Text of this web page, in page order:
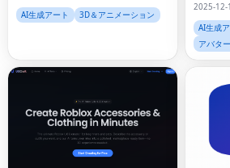
AI生成アート
3D＆アニメーション
2025-12-
AI生成
アバタ